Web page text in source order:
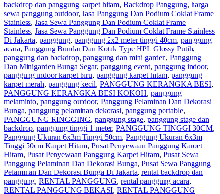
backdrop dan panggung karpet hitam, Backdrop Panggung, harga
sewa panggung outdoor, Jasa Panggung Dan Podium Coklat Frame
Stainless, Jasa Sewa Panggung Dan Podium Coklat Frame
Stainless, Jasa Sewa Panggung Dan Podium Coklat Frame Stainless
Di Jakarta, panggung, panggung 2x2 meter tinggi 40cm, panggung
acara, Panggung Bundar Dan Kotak Type HPL Glossy Putih,
panggung dan backdrop, panggung dan mini garden, Panggung
Dan Minigarden Bunga Segar, panggung event, panggung indoor,
panggung indoor karpet biru, panggung karpet hitam, panggung
karpet merah, panggung kecil, PANGGUNG KERANGKA BESI,
PANGGUNG KERANGKA BESI KOKOH, panggung
melaminto, panggung outdoor, Panggung Pelaminan Dan Dekorasi
Bunga, panggung pelaminan dekorasi, panggung portable,
PANGGUNG RINGGING, panggung stage, panggung stage dan
backdrop, panggung tinggi 1 meter, PANGGUNG TINGGI 30CM,
Panggung Ukuran 6x3m Tinggi 50cm, Panggung Ukuran 6x3m
Tinggi 50cm Karpet Hitam, Pusat Penyewaan Panggung Karoet
Hitam, Pusat Penyewaan Panggung Karpet Hitam, Pusat Sewa
Panggung Pelaminan Dan Dekorasi Bunga, Pusat Sewa Panggung
Pelaminan Dan Dekorasi Bunga Di Jakarta, rental backdrop dan
panggung, RENTAL PANGGUNG, rental panggung acara,
RENTAL PANGGUNG BEKASI, RENTAL PANGGUNG